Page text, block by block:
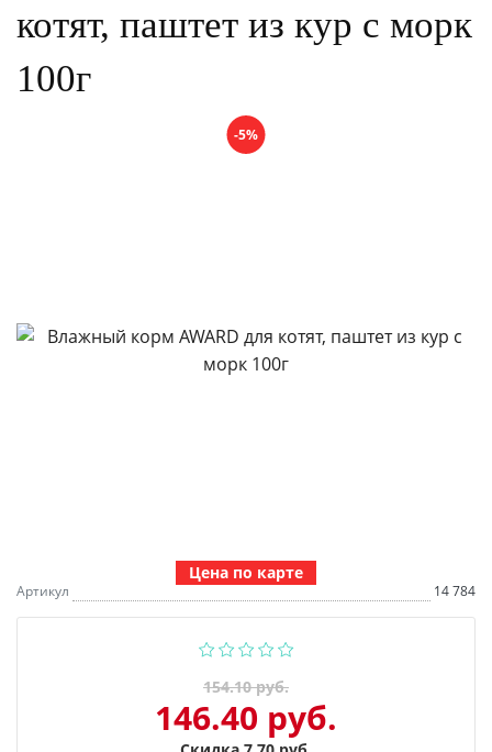
котят, паштет из кур с морк
100г
Цена по карте
-5%
Артикул 14 784
154.10 руб.
146.40 руб.